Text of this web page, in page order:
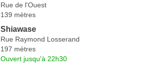
Rue de l'Ouest
139 mètres
Shiawase
Rue Raymond Losserand
197 mètres
Ouvert jusqu'à 22h30